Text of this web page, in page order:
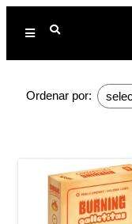
Ordenar por: